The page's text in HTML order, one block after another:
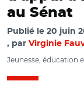
au Sénat
Publié le 20 juin
par Virginie
Jeunesse, éducation